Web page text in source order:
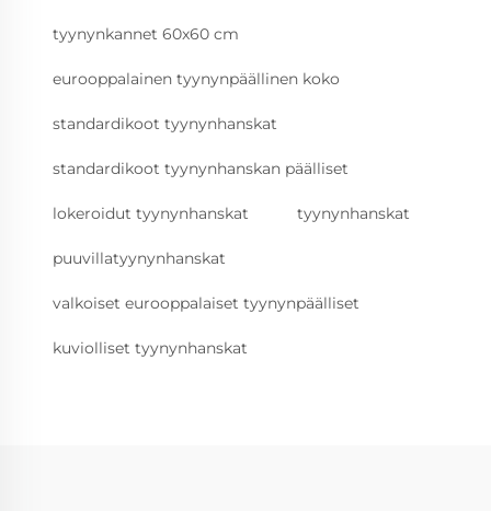
tyynynkannet 60x60 cm
eurooppalainen tyynynpäällinen koko
standardikoot tyynynhanskat
standardikoot tyynynhanskan päälliset
lokeroidut tyynynhanskat tyynynhanskat
puuvillatyynynhanskat
valkoiset eurooppalaiset tyynynpäälliset
kuviolliset tyynynhanskat